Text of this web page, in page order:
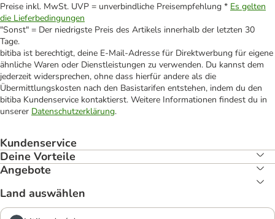
Preise inkl. MwSt. UVP = unverbindliche Preisempfehlung * Es gelten
die Lieferbedingungen
"Sonst" = Der niedrigste Preis des Artikels innerhalb der letzten 30
Tage.
bitiba ist berechtigt, deine E-Mail-Adresse für Direktwerbung für eigene
ähnliche Waren oder Dienstleistungen zu verwenden. Du kannst dem
jederzeit widersprechen, ohne dass hierfür andere als die
Übermittlungskosten nach den Basistarifen entstehen, indem du den
bitiba Kundenservice kontaktierst. Weitere Informationen findest du in
unserer Datenschutzerklärung.
Kundenservice
Deine Vorteile
Angebote
Land auswählen